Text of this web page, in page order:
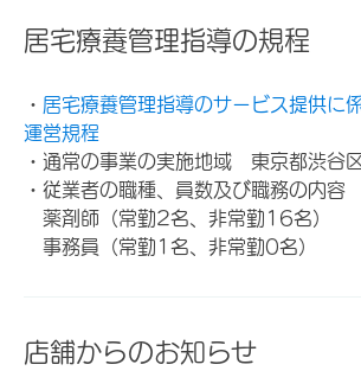
居宅療養管理指導の規程
・ 居宅療養管理指導のサービス提供に
運営規程
・通常の事業の実施地域 東京都渋谷
・従業者の職種、員数及び職務の内容
薬剤師（常勤2名、非常勤16名）
事務員（常勤1名、非常勤0名）
店舗からのお知らせ